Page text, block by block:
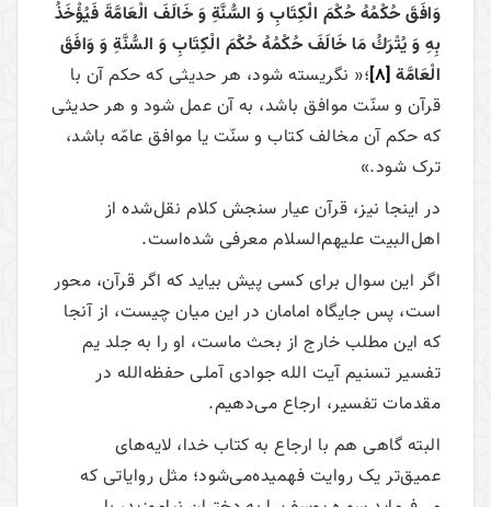
وَافَقَ حُكْمُهُ حُكْمَ الْكِتَابِ وَ السُّنَّةِ وَ خَالَفَ الْعَامَّةَ فَيُؤْخَذُ
بِهِ وَ يُتْرَكُ مَا خَالَفَ حُكْمُهُ حُكْمَ الْكِتَابِ وَ السُّنَّةِ وَ وَافَقَ
الْعَامَّة [8]
؛« نگریسته شود، هر حدیثی که حکم آن با
قرآن و سنّت موافق باشد، به آن عمل شود و هر حدیثی
که حکم آن مخالف کتاب و سنّت یا موافق عامّه باشد،
ترک شود.»
در اینجا نیز، قرآن عیار سنجش کلام نقل‌شده از
اهل‌البیت علیهم‌السلام معرفی شده‌است.
اگر این سوال برای کسی پیش بیاید که اگر قرآن، محور
است، پس جایگاه امامان در این میان چیست، از آنجا
که این مطلب خارج از بحث ماست، او را به جلد یم
تفسیر تسنیم آیت الله جوادی آملی حفظه‌الله در
مقدمات تفسیر، ارجاع می‌دهیم.
البته گاهی هم با ارجاع به کتاب خدا، لایه‌های
عمیق‌تر یک روایت فهمیده‌می‌شود؛ مثل روایاتی که